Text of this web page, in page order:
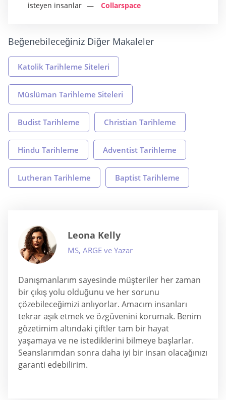
isteyen insanlar
Collarspace
Beğenebileceğiniz Diğer Makaleler
Katolik Tarihleme Siteleri
Müslüman Tarihleme Siteleri
Budist Tarihleme Christian Tarihleme
Hindu Tarihleme Adventist Tarihleme
Lutheran Tarihleme Baptist Tarihleme
Leona Kelly
MS, ARGE ve Yazar
Danışmanlarım sayesinde müşteriler her zaman
bir çıkış yolu olduğunu ve her sorunu
çözebileceğimizi anlıyorlar. Amacım insanları
tekrar aşık etmek ve özgüvenini korumak. Benim
gözetimim altındaki çiftler tam bir hayat
yaşamaya ve ne istediklerini bilmeye başlarlar.
Seanslarımdan sonra daha iyi bir insan olacağınızı
garanti edebilirim.